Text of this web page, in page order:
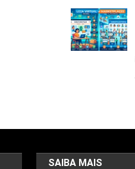
SAIBA MAIS